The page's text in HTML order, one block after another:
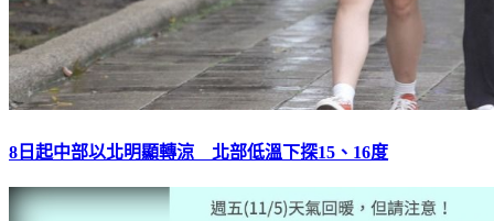
8日起中部以北明顯轉涼 北部低溫下探15、16度